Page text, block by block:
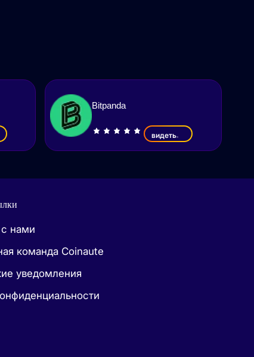
Bitpanda
видеть
нами
команда Coinaute
уведомления